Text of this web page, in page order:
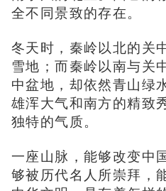
全不同景致的存在。
冬天时，秦岭以北的关
雪地；而秦岭以南与关
中盆地，却依然青山绿
雄浑大气和南方的精致
独特的气质。
一座山脉，能够改变中
够被历代名人所崇拜，